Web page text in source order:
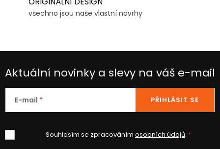
všechno jsou naše vlastní návrhy
Aktuální novinky a slevy na váš e-mail
E-mail
Souhlasím se zpracováním osobních údajů.
PŘIHLÁSIT SE